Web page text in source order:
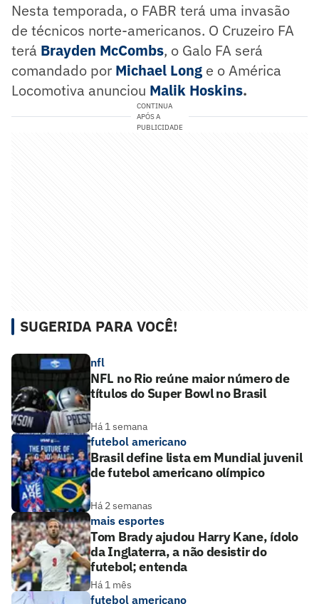
Nesta temporada, o FABR terá uma invasão
de técnicos norte-americanos. O Cruzeiro FA
terá Brayden McCombs, o Galo FA será
comandado por Michael Long e o América
Locomotiva anunciou Malik Hoskins.
CONTINUA
APÓS A
PUBLICIDADE
SUGERIDA PARA VOCÊ!
nfl
NFL no Rio reúne maior número de
títulos do Super Bowl no Brasil
Há 1 semana
futebol americano
Brasil define lista em Mundial juvenil
de futebol americano olímpico
Há 2 semanas
mais esportes
Tom Brady ajudou Harry Kane, ídolo
da Inglaterra, a não desistir do
futebol; entenda
Há 1 mês
futebol americano